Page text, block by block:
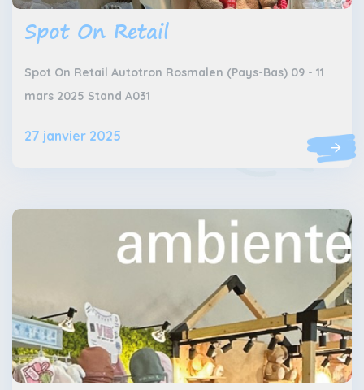
Spot On Retail
Spot On Retail Autotron Rosmalen (Pays-Bas) 09 - 11
mars 2025 Stand A031
27 janvier 2025